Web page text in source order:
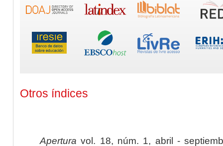
Otros índices
Apertura vol. 18, núm. 1, abril -